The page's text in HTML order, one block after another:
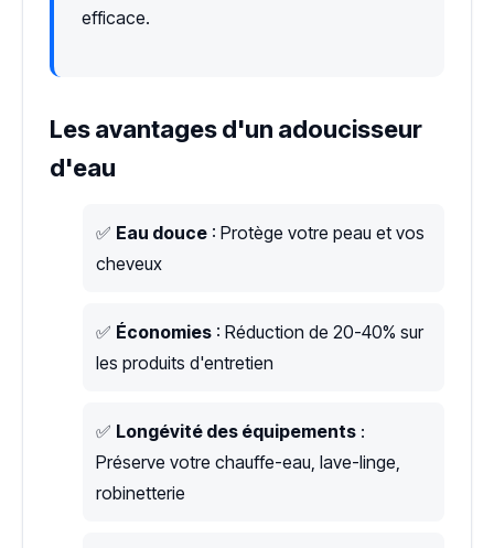
efficace.
Les avantages d'un adoucisseur
d'eau
✅ Eau douce : Protège votre peau et vos
cheveux
✅ Économies : Réduction de 20-40% sur
les produits d'entretien
✅ Longévité des équipements :
Préserve votre chauffe-eau, lave-linge,
robinetterie